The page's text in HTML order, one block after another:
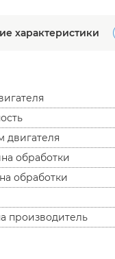
характеристики
двигателя
обработки
обработки
производитель